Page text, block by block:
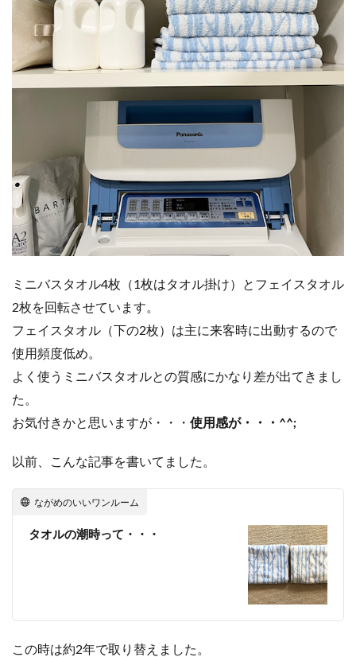
ミニバスタオル4枚（1枚はタオル掛け）とフェイスタオル
2枚を回転させています。
フェイスタオル（下の2枚）は主に来客時に出動するので
使用頻度低め。
よく使うミニバスタオルとの質感にかなり差が出てきまし
た。
お気付きかと思いますが・・・ 使用感が・・・^^;
以前、こんな記事を書いてました。
ながめのいいワンルーム
タオルの潮時って・・・
この時は約2年で取り替えました。